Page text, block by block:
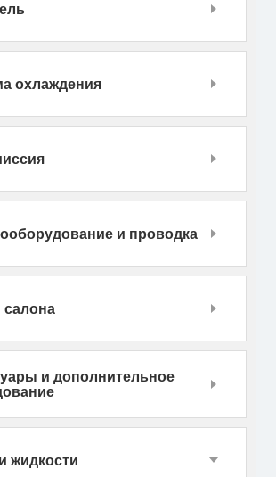
охлаждения
и проводка
салона
и дополнительное
жидкости